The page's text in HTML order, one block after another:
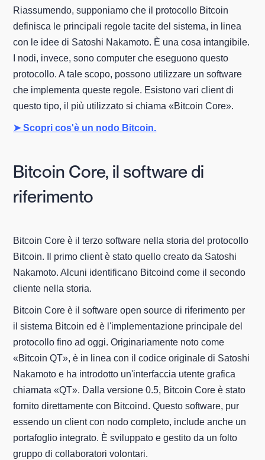
Riassumendo, supponiamo che il protocollo Bitcoin
definisca le principali regole tacite del sistema, in linea
con le idee di Satoshi Nakamoto. È una cosa intangibile.
I nodi, invece, sono computer che eseguono questo
protocollo. A tale scopo, possono utilizzare un software
che implementa queste regole. Esistono vari client di
questo tipo, il più utilizzato si chiama «Bitcoin Core».
➤ Scopri cos'è un nodo Bitcoin.
Bitcoin Core, il software di
riferimento
Bitcoin Core è il terzo software nella storia del protocollo
Bitcoin. Il primo client è stato quello creato da Satoshi
Nakamoto. Alcuni identificano Bitcoind come il secondo
cliente nella storia.
Bitcoin Core è il software open source di riferimento per
il sistema Bitcoin ed è l'implementazione principale del
protocollo fino ad oggi. Originariamente noto come
«Bitcoin QT», è in linea con il codice originale di Satoshi
Nakamoto e ha introdotto un'interfaccia utente grafica
chiamata «QT». Dalla versione 0.5, Bitcoin Core è stato
fornito direttamente con Bitcoind. Questo software, pur
essendo un client con nodo completo, include anche un
portafoglio integrato. È sviluppato e gestito da un folto
gruppo di collaboratori volontari.